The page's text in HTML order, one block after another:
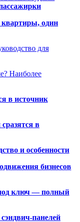
один
для
Наиболее
в источник
в
и особенности
бизнесов
ключ — полный
панелей